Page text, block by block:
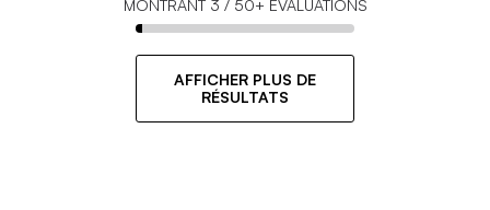
MONTRANT 3 / 50+ ÉVALUATIONS
AFFICHER PLUS DE
RÉSULTATS